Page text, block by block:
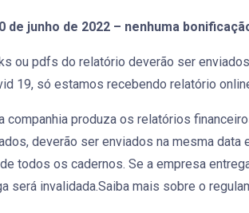
de junho de 2022 – nenhuma
ou pdfs do relatório deverão ser
19, só estamos recebendo relatório
companhia produza os relatórios
deverão ser enviados na mesma
todos os cadernos. Se a empresa
será invalidada.Saiba mais sobre o